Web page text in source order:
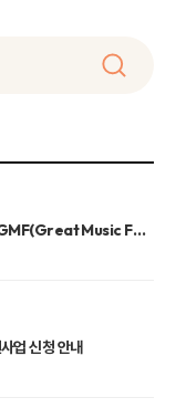
Festival)’ 관람 신청 안내
업 신청 안내